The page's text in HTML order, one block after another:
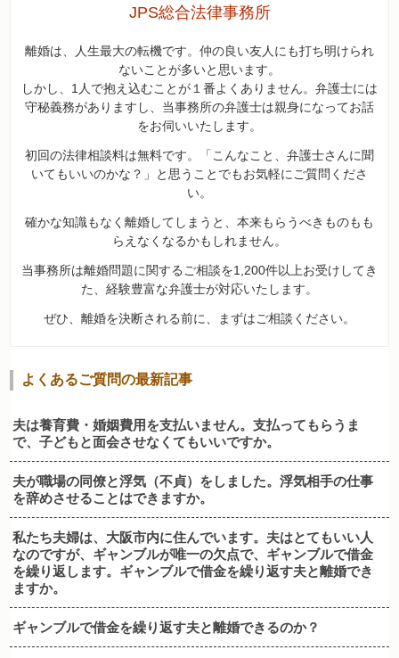
JPS総合法律事務所
離婚は、人生最大の転機です。仲の良い友人にも打ち明けられ
ないことが多いと思います。
しかし、1人で抱え込むことが１番よくありません。弁護士には
守秘義務がありますし、当事務所の弁護士は親身になってお話
をお伺いいたします。
初回の法律相談料は無料です。「こんなこと、弁護士さんに聞
いてもいいのかな？」と思うことでもお気軽にご質問くださ
い。
確かな知識もなく離婚してしまうと、本来もらうべきものもも
らえなくなるかもしれません。
当事務所は離婚問題に関するご相談を1,200件以上お受けしてき
た、経験豊富な弁護士が対応いたします。
ぜひ、離婚を決断される前に、まずはご相談ください。
よくあるご質問の最新記事
夫は養育費・婚姻費用を支払いません。支払ってもらうま
で、子どもと面会させなくてもいいですか。
夫が職場の同僚と浮気（不貞）をしました。浮気相手の仕事
を辞めさせることはできますか。
私たち夫婦は、大阪市内に住んでいます。夫はとてもいい人
なのですが、ギャンブルが唯一の欠点で、ギャンブルで借金
を繰り返します。ギャンブルで借金を繰り返す夫と離婚でき
ますか。
ギャンブルで借金を繰り返す夫と離婚できるのか？